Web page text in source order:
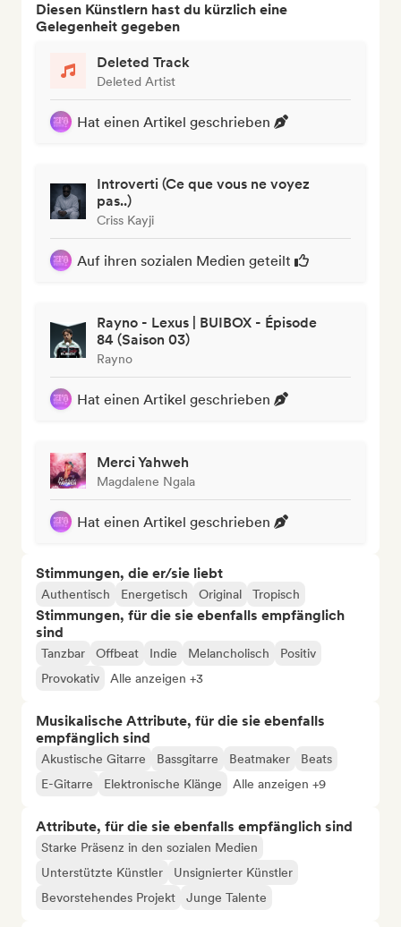
Diesen Künstlern hast du kürzlich eine
Gelegenheit gegeben
Deleted Track
Deleted Artist
Hat einen Artikel geschrieben
Introverti (Ce que vous ne voyez
pas..)
Criss Kayji
Auf ihren sozialen Medien geteilt
Rayno - Lexus | BUIBOX - Épisode
84 (Saison 03)
Rayno
Hat einen Artikel geschrieben
Merci Yahweh
Magdalene Ngala
Hat einen Artikel geschrieben
Stimmungen, die er/sie liebt
Authentisch Energetisch Original Tropisch
Stimmungen, für die sie ebenfalls empfänglich
sind
Tanzbar Offbeat Indie Melancholisch
Positiv
Provokativ
Alle anzeigen +3
Musikalische Attribute, für die sie ebenfalls
empfänglich sind
Akustische Gitarre Bassgitarre Beatmaker
Beats
E-Gitarre
Elektronische Klänge Alle anzeigen +9
Attribute, für die sie ebenfalls empfänglich sind
Starke Präsenz in den sozialen Medien
Unterstützte Künstler
Unsignierter Künstler
Bevorstehendes Projekt
Junge Talente